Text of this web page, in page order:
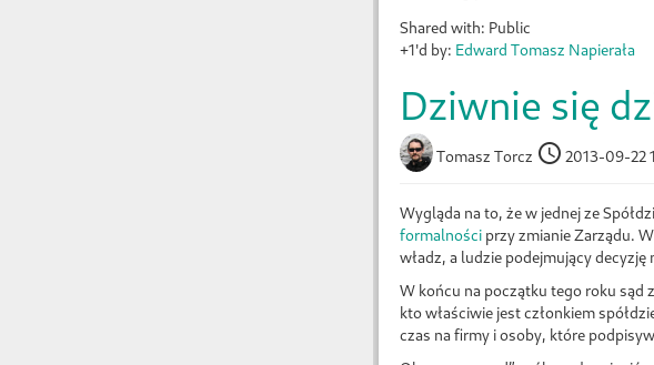
Shared with: Public
+1'd by: Edward Tomasz Napierała
Dziwnie się
Tomasz Torcz 2013-09-22
Wygląda na to, że w jednej ze
formalności przy zmianie Zarządu.
władz, a ludzie podejmujący
W końcu na początku tego roku sąd
kto właściwie jest członkiem
czas na firmy i osoby, które